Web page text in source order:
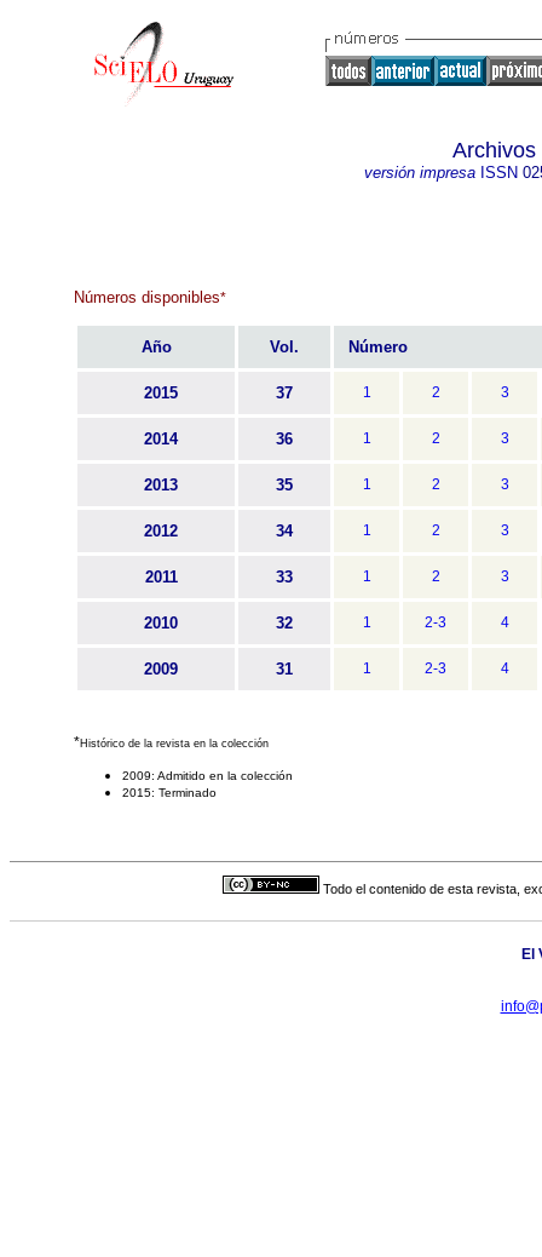
Archivos
versión impresaISSN
Números disponibles*
Año Vol. Número
2015 37 1 2 3
2014 36 1 2 3
2013 35 1 2 3
2012 34 1 2 3
2011 33 1 2 3
2010 32 1 2-3 4
2009 31 1 2-3 4
*Histórico de la revista en la colección
2009: Admitido en la colección
2015: Terminado
Todo el contenido de esta revista,
El